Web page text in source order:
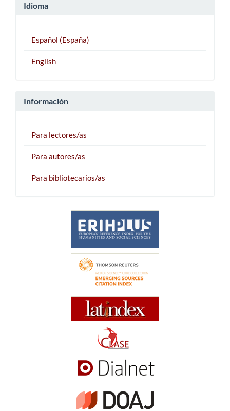
Idioma
Español (España)
English
Información
Para lectores/as
Para autores/as
Para bibliotecarios/as